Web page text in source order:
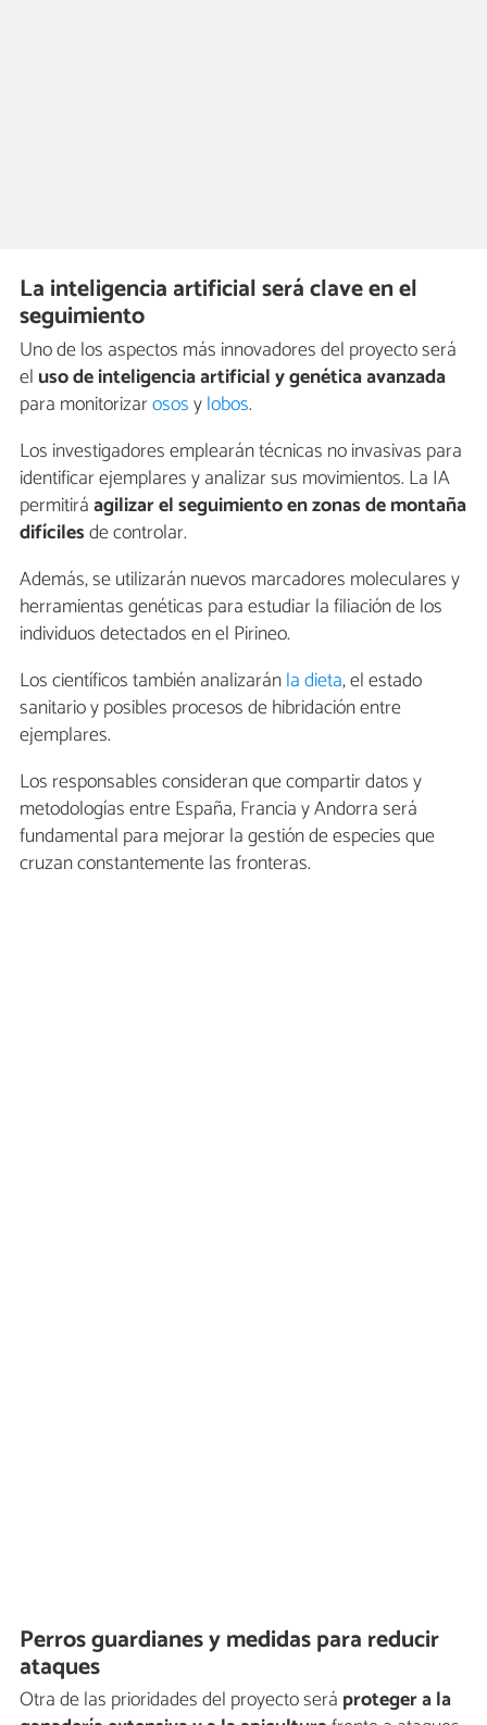
La inteligencia artificial será clave en el
seguimiento
Uno de los aspectos más innovadores del proyecto será
el uso de inteligencia artificial y genética avanzada
para monitorizarososylobos.
Los investigadores emplearán técnicas no invasivas para
identificar ejemplares y analizar sus movimientos. La IA
permitiráagilizar el seguimiento en zonas de montaña
difícilesde controlar.
Además, se utilizarán nuevos marcadores moleculares y
herramientas genéticas para estudiar la filiación de los
individuos detectados en el Pirineo.
Los científicos también analizaránla dieta, el estado
sanitario y posibles procesos de hibridación entre
ejemplares.
Los responsables consideran que compartir datos y
metodologías entre España, Francia y Andorra será
fundamental para mejorar la gestión de especies que
cruzan constantemente las fronteras.
Perros guardianes y medidas para reducir
ataques
Otra de las prioridades del proyecto será proteger a la